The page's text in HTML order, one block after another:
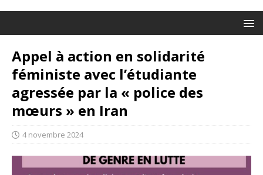
Appel à action en solidarité
féministe avec l’étudiante
agressée par la « police des
mœurs » en Iran
4 novembre 2024